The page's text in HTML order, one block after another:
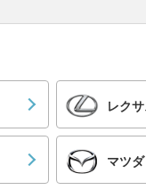
レク
マツダ